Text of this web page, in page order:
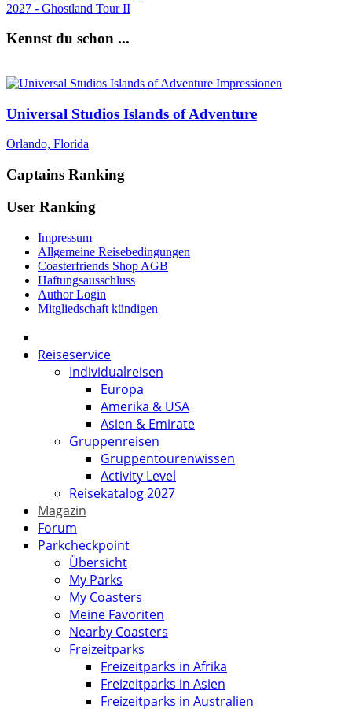
2027 - Ghostland Tour II
Kennst du schon ...
Universal Studios Islands of Adventure
Orlando, Florida
Captains Ranking
User Ranking
Impressum
Allgemeine Reisebedingungen
Coasterfriends Shop AGB
Haftungsausschluss
Author Login
Mitgliedschaft kündigen
Reiseservice
Individualreisen
Europa
Amerika & USA
Asien & Emirate
Gruppenreisen
Gruppentourenwissen
Activity Level
Reisekatalog 2027
Magazin
Forum
Parkcheckpoint
Übersicht
My Parks
My Coasters
Meine Favoriten
Nearby Coasters
Freizeitparks
Freizeitparks in Afrika
Freizeitparks in Asien
Freizeitparks in Australien